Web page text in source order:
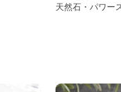
天然石・パワー